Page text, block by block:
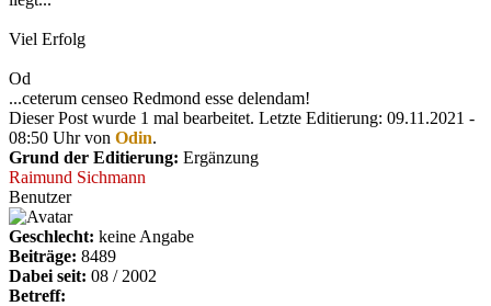
Viel Erfolg
Od
...ceterum censeo Redmond esse delendam!
Dieser Post wurde 1 mal bearbeitet. Letzte Editierung: 09.11.2021 -
08:50 Uhr von Odin.
Grund der Editierung: Ergänzung
Raimund Sichmann
Benutzer
Geschlecht: keine Angabe
Beiträge: 8489
Dabei seit: 08 / 2002
Betreff: